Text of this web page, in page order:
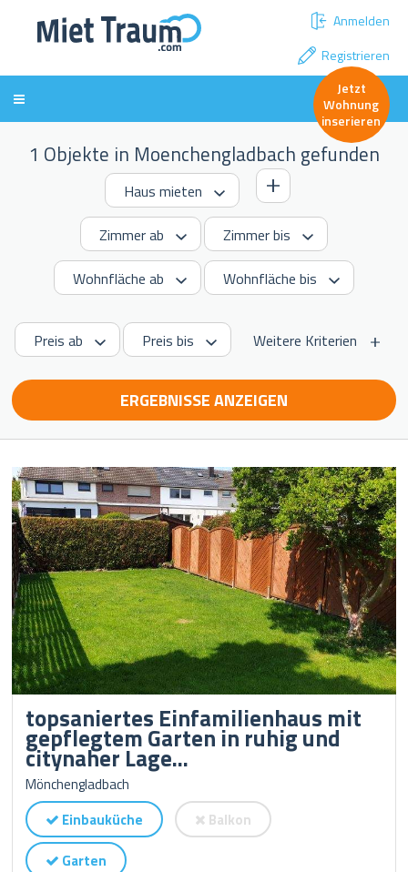
Anmelden
Registrieren
Jetzt
Wohnung
inserieren
1 Objekte in Moenchengladbach gefunden
Weitere Kriterien
ERGEBNISSE ANZEIGEN
topsaniertes Einfamilienhaus mit
gepflegtem Garten in ruhig und
citynaher Lage...
Mönchengladbach
Einbauküche
Balkon
Garten